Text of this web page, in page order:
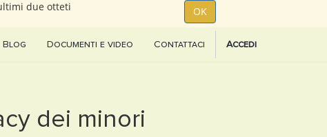
due otteti
OK
Blog Documenti e video Contattaci Accedi
dei minori